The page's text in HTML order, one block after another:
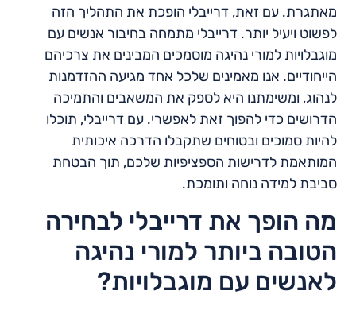
מאתגרת. עם זאת, דרייבלי הופכת את התהליך הזה
לפשוט ויעיל יותר. דרייבלי מתמחה בחיבור אנשים עם
מוגבלויות למורי נהיגה מוסמכים המבינים את צרכיהם
הייחודיים. אנו מאמינים שלכל אחד מגיעה ההזדמנות
לנהוג, ומשימתנו היא לספק את המשאבים והתמיכה
הדרושים כדי להפוך זאת לאפשרי. עם דרייבלי, תוכלו
להיות סמוכים ובטוחים שתקבלו הדרכה איכותית
המותאמת לדרישות הספציפיות שלכם, תוך הבטחת
סביבת למידה נוחה ותומכת.
מה הופך את דרייבלי לבחירה
הטובה ביותר למורי נהיגה
לאנשים עם מוגבלויות?